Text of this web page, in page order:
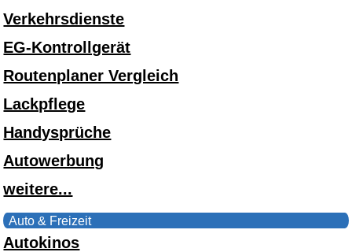
Verkehrsdienste
EG-Kontrollgerät
Routenplaner Vergleich
Lackpflege
Handysprüche
Autowerbung
weitere...
Auto & Freizeit
Autokinos